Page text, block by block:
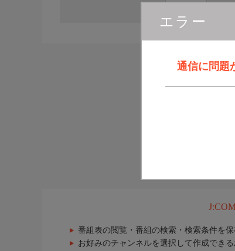
エラー
通信に問題
番組表の閲覧・番組の検索・検索条件を
お好みのチャンネルを選択して作成できる